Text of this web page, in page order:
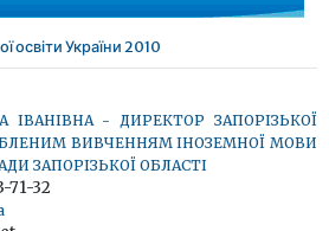
освіти України 2010
- ДИРЕКТОР ЗАПОРІЗЬКОЇ
ВИВЧЕННЯМ ІНОЗЕМНОЇ МОВИ
ЗАПОРІЗЬКОЇ ОБЛАСТІ
71-32